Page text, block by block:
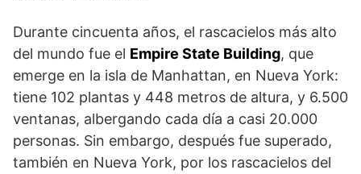
Durante cincuenta años, el rascacielos más alto
del mundo fue el Empire State Building, que
emerge en la isla de Manhattan, en Nueva York:
tiene 102 plantas y 448 metros de altura, y 6.500
ventanas, albergando cada día a casi 20.000
personas. Sin embargo, después fue superado,
también en Nueva York, por los rascacielos del